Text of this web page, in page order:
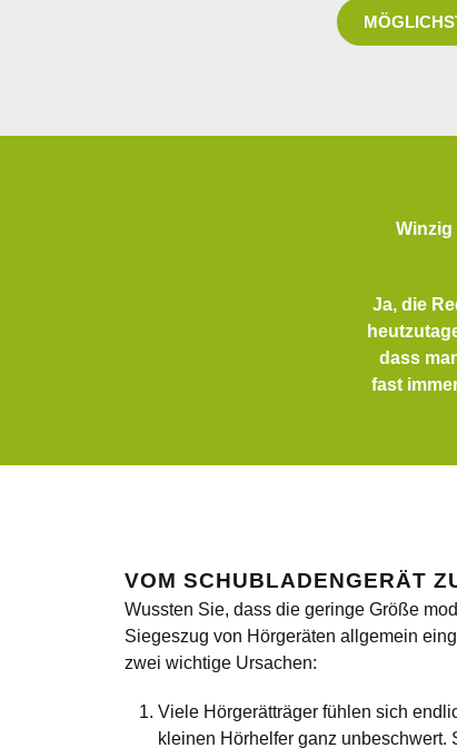
Winzig
Ja, die
dass
fast
VOM SCHUBLADENGERÄT
Wussten Sie, dass die geringe Größe
Siegeszug von Hörgeräten allgemein
zwei wichtige Ursachen:
Viele Hörgerätträger fühlen sich
kleinen Hörhelfer ganz unbeschwert.